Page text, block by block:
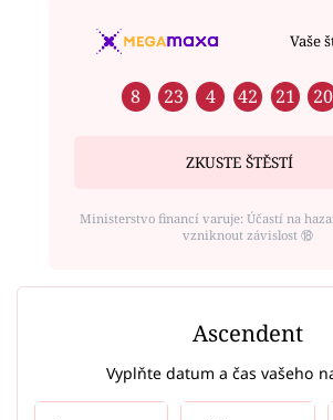
Vaše
8 23 4 42 21 20
ZKUSTE ŠTĚSTÍ
Ministerstvo financí varuje: Účastí na
vzniknout závislost ⑱
Ascendent
Vyplňte datum a čas vašeho